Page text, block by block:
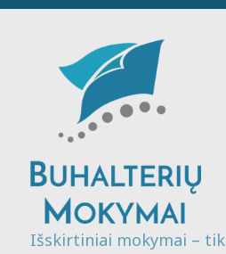
Išskirtiniai mokymai – tik